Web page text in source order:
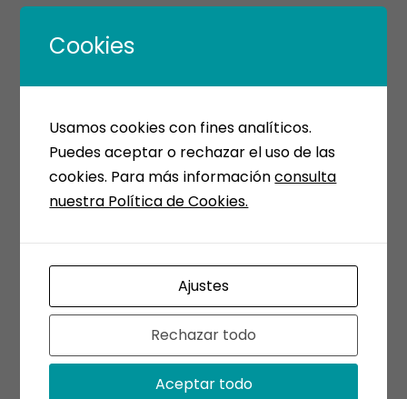
A continuación, puedes descargar el
Cookies
Usamos cookies con fines analíticos.
Puedes aceptar o rechazar el uso de las
cookies. Para más informaciónconsulta
nuestra Política de Cookies.
Ajustes
Rechazar todo
Aceptar todo